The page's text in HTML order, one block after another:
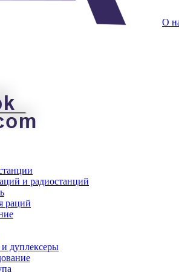
О
и радиостанций
раций
дуплексеры